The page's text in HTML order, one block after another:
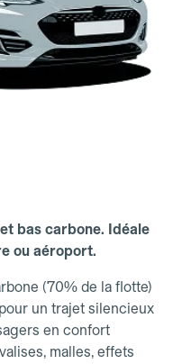
bas carbone. Idéale
ou aéroport.
(70% de la flotte)
un trajet silencieux
en confort
malles, effets